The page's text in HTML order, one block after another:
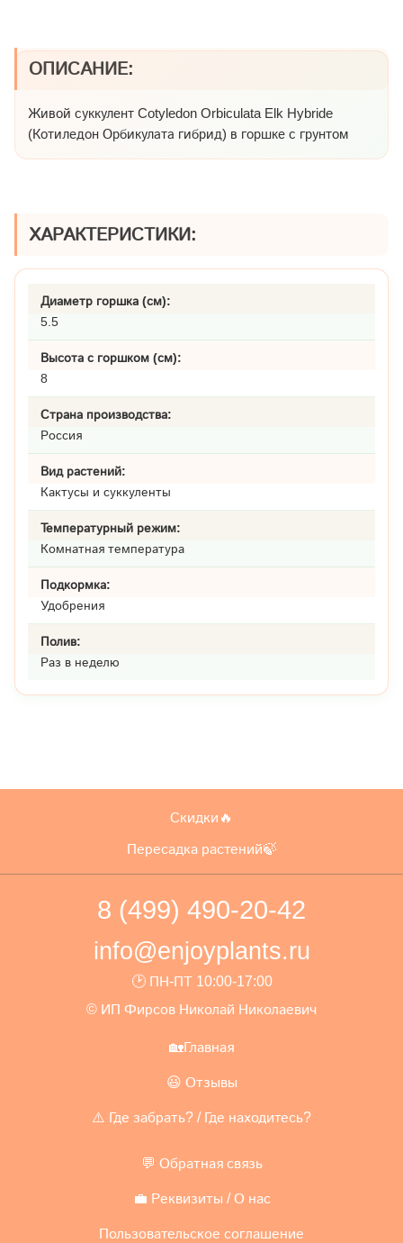
ОПИСАНИЕ:
Живой суккулент Cotyledon Orbiculata Elk Hybride
(Котиледон Орбикулата гибрид) в горшке с грунтом
ХАРАКТЕРИСТИКИ:
Диаметр горшка (см):
5.5
Высота с горшком (см):
8
Страна производства:
Россия
Вид растений:
Кактусы и суккуленты
Температурный режим:
Комнатная температура
Подкормка:
Удобрения
Полив:
Раз в неделю
Скидки🔥
Пересадка растений🍃
8 (499) 490-20-42
info@enjoyplants.ru
🕑 ПН-ПТ 10:00-17:00
© ИП Фирсов Николай Николаевич
🏡Главная
😃 Отзывы
⚠️ Где забрать? / Где находитесь?
💬 Обратная связь
💼 Реквизиты / О нас
Пользовательское соглашение